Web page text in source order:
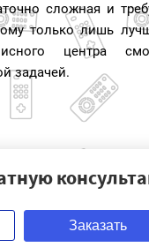
сложная и
только лишь
центра
задачей.
Заказать